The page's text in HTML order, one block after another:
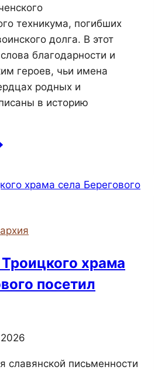
техникума, погибших
долга. В этот
благодарности и
героев, чьи имена
родных и
в историю
храма
посетил
славянской письменности